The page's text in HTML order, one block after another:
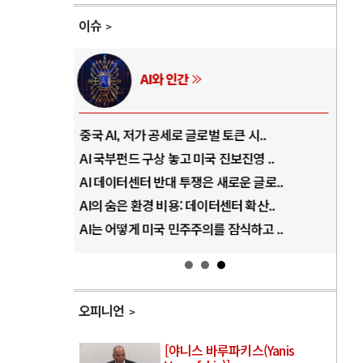
이슈
AI와 인간
중국 AI, 저가 공세로 글로벌 토큰 시..
AI 국부펀드 구상 놓고 미국 진보진영 ..
AI 데이터센터 반대 투쟁은 새로운 글로..
AI의 숨은 환경 비용: 데이터센터 확산..
AI는 어떻게 미국 민주주의를 잠식하고 ..
오피니언
[야니스 바루파키스(Yanis